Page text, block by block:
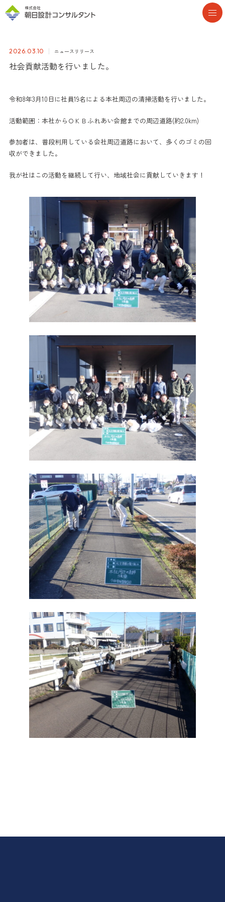
2026.03.10 ニュースリリース
社会貢献活動を行いました。
令和8年3月10日に社員19名による本社周辺の清掃活動を行いました。
活動範囲：本社からＯＫＢふれあい会館までの周辺道路(約2.0km)
参加者は、普段利用している会社周辺道路において、多くのゴミの回
収ができました。
我が社はこの活動を継続して行い、地域社会に貢献していきます！